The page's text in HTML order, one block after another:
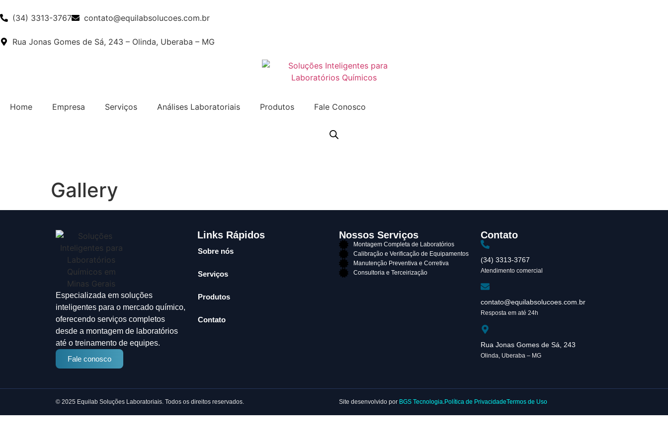
(34) 3313-3767 contato@equilabsolucoes.com.br
Rua Jonas Gomes de Sá, 243 – Olinda, Uberaba – MG
Home Empresa Serviços Análises Laboratoriais Produtos Fale Conosco
Gallery
Especializada em soluções
inteligentes para o mercado químico,
oferecendo serviços completos
desde a montagem de laboratórios
até o treinamento de equipes.
Fale conosco
Links Rápidos
Sobre nós
Serviços
Produtos
Contato
Nossos Serviços
Montagem Completa de Laboratórios
Calibração e Verificação de Equipamentos
Manutenção Preventiva e Corretiva
Consultoria e Terceirização
Contato
(34) 3313-3767
Atendimento comercial
contato@equilabsolucoes.com.br
Resposta em até 24h
Rua Jonas Gomes de Sá, 243
Olinda, Uberaba – MG
© 2025 Equilab Soluções Laboratoriais. Todos os direitos reservados. Site desenvolvido por BGS Tecnologia.Política de PrivacidadeTermos de Uso